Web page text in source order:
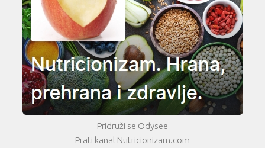
Pridruži se Odysee
Prati kanal Nutricionizam.com